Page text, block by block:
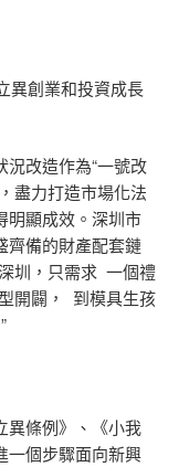
異創業和投資成長
改造作為“一號改
盡力打造市場化法
明顯成效。深圳市
齊備的財產配套鏈
圳，只需求 一個禮
開闢， 到模具生孩
異條例》、《小我
一個步驟面向新興